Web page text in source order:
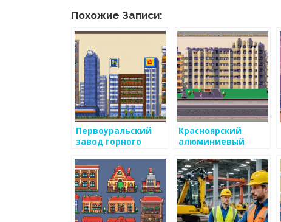
Похожие Записи:
Первоуральский
завод горного
Красноярский
алюминиевый